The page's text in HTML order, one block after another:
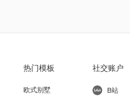
热门模板
欧式别墅
社交账户
B站